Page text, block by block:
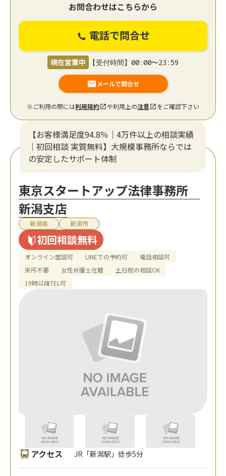
お問合わせはこちらから
電話で問合せ
現在営業中 【受付時間】00:00〜23:59
メールで問合せ
※ご利用の際には利用規約 や利用上の注意 をご確認下さい
【お客様満足度94.8％｜4万件以上の相談実績
｜初回相談 実質無料】大規模事務所ならでは
の安定したサポート体制
東京スタートアップ法律事務所
新潟支店
新潟県 新潟市
初回相談無料
オンライン面談可 LINEでの予約可
電話相談可
来所不要
女性弁護士在籍
土日祝の相談OK
19時以降TEL可
アクセス JR「新潟駅」徒歩5分